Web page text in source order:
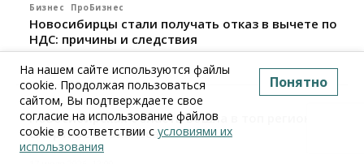
Бизнес ПроБизнес
Новосибирцы стали получать отказ в вычете по
НДС: причины и следствия
24 июля 2026, 10:30
Бизнес ПроБизнес
Новосибирская область вошла в топ регионов по
смертности бизнеса
На нашем сайте используются файлы
cookie. Продолжая пользоваться
сайтом, Вы подтверждаете свое
согласие на использование файлов
cookie в соответствии с условиями их
использования
Понятно